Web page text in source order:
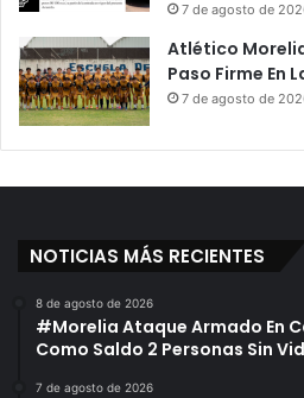
7 de agosto de
Atlético
Paso Firme En
7 de agosto de
NOTICIAS MÁS RECIENTES
8 de agosto de 2026
#Morelia Ataque Armado En
Como Saldo 2 Personas Sin
7 de agosto de 2026